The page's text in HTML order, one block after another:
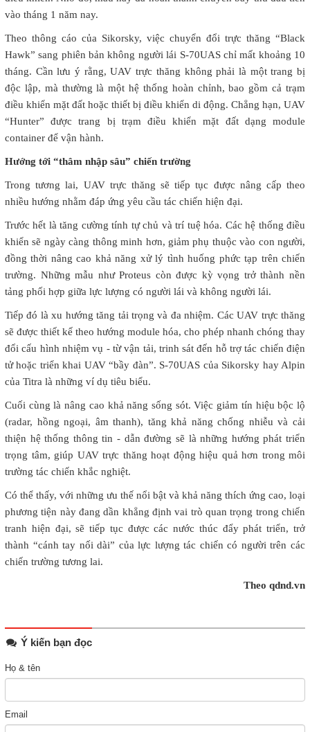
vào tháng 1 năm nay.
Theo thông cáo của Sikorsky, việc chuyển đổi trực thăng “Black
Hawk” sang phiên bản không người lái S-70UAS chỉ mất khoảng 10
tháng. Cần lưu ý rằng, UAV trực thăng không phải là một trang bị
độc lập, mà thường là một hệ thống hoàn chỉnh, bao gồm cả trạm
điều khiển mặt đất hoặc thiết bị điều khiển di động. Chẳng hạn, UAV
“Hunter” được trang bị trạm điều khiển mặt đất dạng module
container để vận hành.
Hướng tới “thâm nhập sâu” chiến trường
Trong tương lai, UAV trực thăng sẽ tiếp tục được nâng cấp theo
nhiều hướng nhằm đáp ứng yêu cầu tác chiến hiện đại.
Trước hết là tăng cường tính tự chủ và trí tuệ hóa. Các hệ thống điều
khiển sẽ ngày càng thông minh hơn, giảm phụ thuộc vào con người,
đồng thời nâng cao khả năng xử lý tình huống phức tạp trên chiến
trường. Những mẫu như Proteus còn được kỳ vọng trở thành nền
tảng phối hợp giữa lực lượng có người lái và không người lái.
Tiếp đó là xu hướng tăng tải trọng và đa nhiệm. Các UAV trực thăng
sẽ được thiết kế theo hướng module hóa, cho phép nhanh chóng thay
đổi cấu hình nhiệm vụ - từ vận tải, trinh sát đến hỗ trợ tác chiến điện
tử hoặc triển khai UAV “bầy đàn”. S-70UAS của Sikorsky hay Alpin
của Titra là những ví dụ tiêu biểu.
Cuối cùng là nâng cao khả năng sống sót. Việc giảm tín hiệu bộc lộ
(radar, hồng ngoại, âm thanh), tăng khả năng chống nhiễu và cải
thiện hệ thống thông tin - dẫn đường sẽ là những hướng phát triển
trọng tâm, giúp UAV trực thăng hoạt động hiệu quả hơn trong môi
trường tác chiến khắc nghiệt.
Có thể thấy, với những ưu thế nổi bật và khả năng thích ứng cao, loại
phương tiện này đang dần khẳng định vai trò quan trọng trong chiến
tranh hiện đại, sẽ tiếp tục được các nước thúc đẩy phát triển, trở
thành “cánh tay nối dài” của lực lượng tác chiến có người trên các
chiến trường tương lai.
Theo qdnd.vn
Ý kiến bạn đọc
Họ & tên
Email